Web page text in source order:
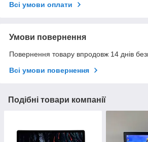
Всі умови оплати
Умови повернення
Повернення товару впродовж 14 днів
Всі умови повернення
Подібні товари компанії